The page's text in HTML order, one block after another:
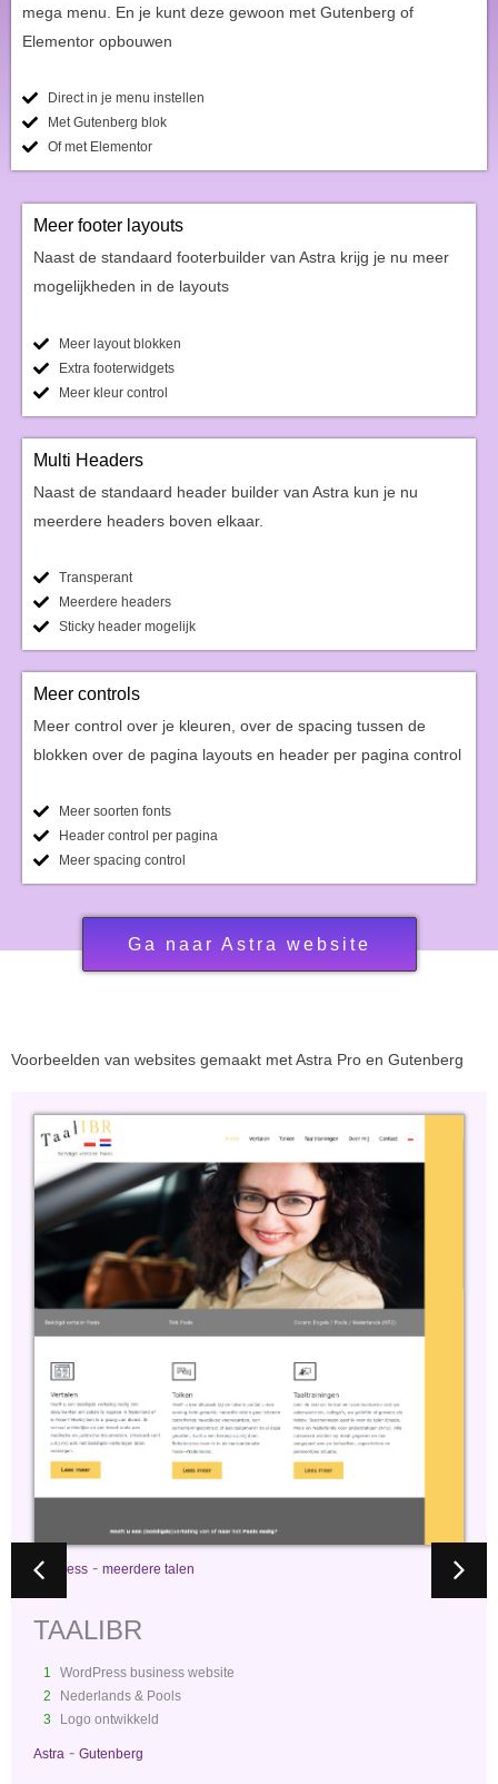
mega menu. En je kunt deze gewoon met Gutenberg of
Elementor opbouwen
Direct in je menu instellen
Met Gutenberg blok
Of met Elementor
Meer footer layouts
Naast de standaard footerbuilder van Astra krijg je nu meer
mogelijkheden in de layouts
Meer layout blokken
Extra footerwidgets
Meer kleur control
Multi Headers
Naast de standaard header builder van Astra kun je nu
meerdere headers boven elkaar.
Transperant
Meerdere headers
Sticky header mogelijk
Meer controls
Meer control over je kleuren, over de spacing tussen de
blokken over de pagina layouts en header per pagina control
Meer soorten fonts
Header control per pagina
Meer spacing control
Ga naar Astra website
Voorbeelden van websites gemaakt met Astra Pro en Gutenberg
business- project
KOOPMANSDAKWERK
1
Website voor ondernemer
2
Logo ontwerp en tekening
3
Portfolio